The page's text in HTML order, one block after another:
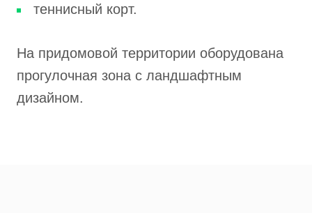
теннисный корт.
На придомовой территории оборудована
прогулочная зона с ландшафтным
дизайном.